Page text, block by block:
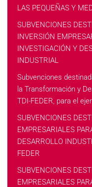
LAS PEQUEÑAS Y
SUBVENCIONES
INVERSIÓN
INVESTIGACIÓN Y
INDUSTRIAL
Subvenciones
la Transformación y
TDI-FEDER, para el
SUBVENCIONES
EMPRESARIALES
DESARROLLO
FEDER
SUBVENCIONES
EMPRESARIALES